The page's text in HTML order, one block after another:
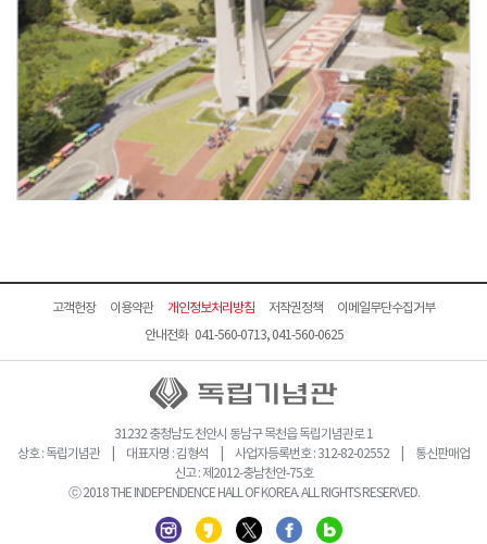
고객헌장 이용약관 개인정보처리방침 저작권정책
이메일무단수집거부
안내전화 041-560-0713, 041-560-0625
31232 충청남도 천안시 동남구 목천읍 독립기념관로 1
상호 : 독립기념관 | 대표자명 : 김형석 | 사업자등록번호 : 312-82-02552 | 통신판매업
신고 : 제2012-충남천안-75호
ⓒ 2018 THE INDEPENDENCE HALL OF KOREA. ALL RIGHTS RESERVED.